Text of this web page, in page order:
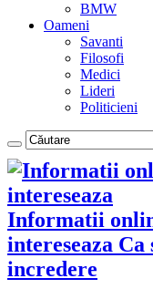
BMW
Oameni
Savanti
Filosofi
Medici
Lideri
Politicieni
Informatii
intereseaza
incredere